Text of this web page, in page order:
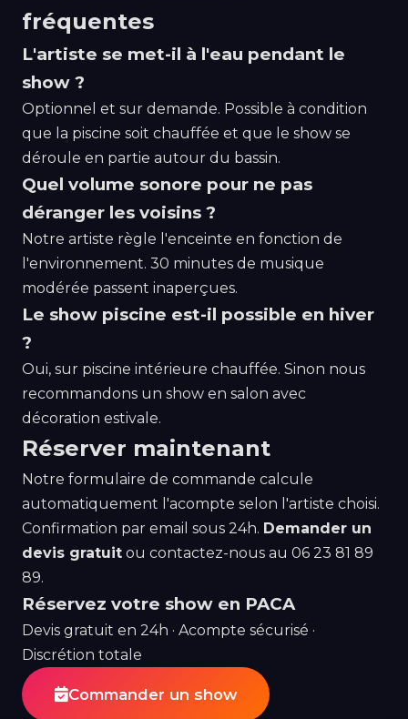
fréquentes
L'artiste se met-il à l'eau pendant le
show ?
Optionnel et sur demande. Possible à condition
que la piscine soit chauffée et que le show se
déroule en partie autour du bassin.
Quel volume sonore pour ne pas
déranger les voisins ?
Notre artiste règle l'enceinte en fonction de
l'environnement. 30 minutes de musique
modérée passent inaperçues.
Le show piscine est-il possible en hiver
?
Oui, sur piscine intérieure chauffée. Sinon nous
recommandons un show en salon avec
décoration estivale.
Réserver maintenant
Notre formulaire de commande calcule
automatiquement l'acompte selon l'artiste choisi.
Confirmation par email sous 24h. Demander un
devis gratuit ou contactez-nous au 06 23 81 89
89.
Réservez votre show en PACA
Devis gratuit en 24h · Acompte sécurisé ·
Discrétion totale
Commander un show